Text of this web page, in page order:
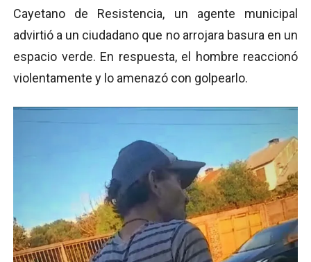
Cayetano de Resistencia, un agente municipal
advirtió a un ciudadano que no arrojara basura en un
espacio verde. En respuesta, el hombre reaccionó
violentamente y lo amenazó con golpearlo.